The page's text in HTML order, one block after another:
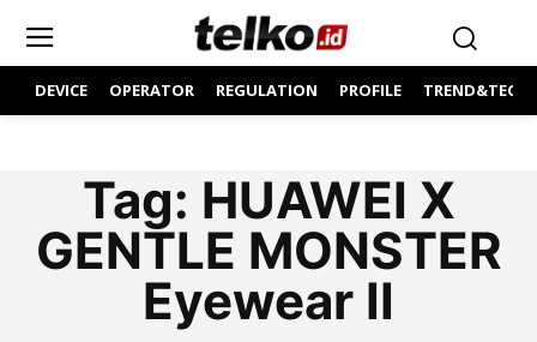
DEVICE OPERATOR REGULATION PROFILE
Tag: HUAWEI X
GENTLE MONSTER
Eyewear II